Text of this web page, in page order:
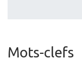
Mots-clefs